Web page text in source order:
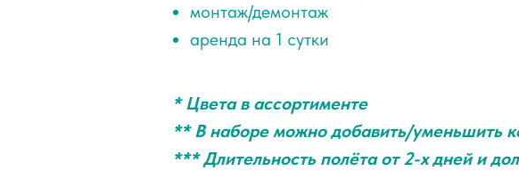
монтаж/демонтаж
аренда на 1 сутки
* Цвета в ассортименте
** В наборе можно добавить/уменьшить
*** Длительность полёта от 2-х дней и